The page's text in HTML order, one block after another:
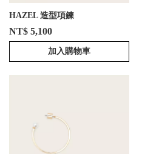
HAZEL 造型項鍊
NT$ 5,100
加入購物車